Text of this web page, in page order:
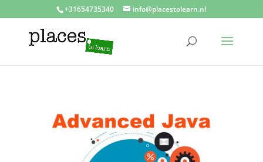
+31654735340 info@placestolearn.nl